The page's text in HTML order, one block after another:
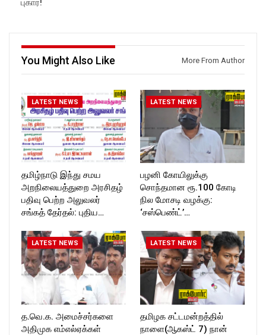
ockforttimes
Follow us on:
https://twitter.com/ROCKFOR
T_TIMES
https://twitter.com/ROCKFOR
T_TIMES
புகார்!
You Might Also Like More From Author
LATEST NEWS
தமிழ்நாடு இந்து சமய
அறநிலையத்துறை அரசிதழ்
பதிவு பெற்ற அலுவலர்
சங்கத் தேர்தல்: புதிய…
LATEST NEWS
பழனி கோயிலுக்கு
சொந்தமான ரூ.100 கோடி
நில மோசடி வழக்கு:
‘சஸ்பெண்ட்’…
LATEST NEWS
த.வெ.க. அமைச்சர்களை
அதிமுக எம்எல்ஏக்கள்
LATEST NEWS
தமிழக சட்டமன்றத்தில்
நாளை(ஆகஸ்ட் 7) நான்